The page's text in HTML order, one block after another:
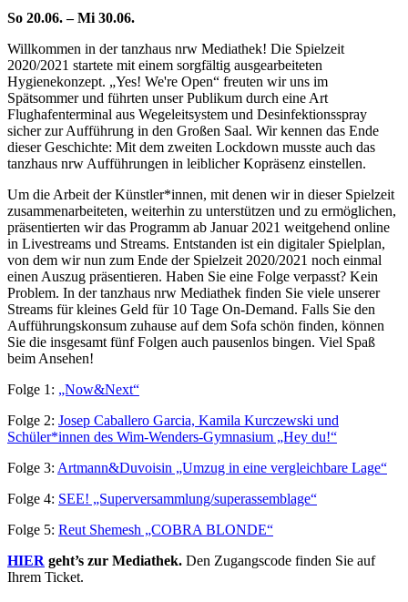
So 20.06. – Mi 30.06.
Willkommen in der tanzhaus nrw Mediathek! Die Spielzeit
2020/2021 startete mit einem sorgfältig ausgearbeiteten
Hygienekonzept. „Yes! We're Open“ freuten wir uns im
Spätsommer und führten unser Publikum durch eine Art
Flughafenterminal aus Wegeleitsystem und Desinfektionsspray
sicher zur Aufführung in den Großen Saal. Wir kennen das Ende
dieser Geschichte: Mit dem zweiten Lockdown musste auch das
tanzhaus nrw Aufführungen in leiblicher Kopräsenz einstellen.
Um die Arbeit der Künstler*innen, mit denen wir in dieser Spielzeit
zusammenarbeiteten, weiterhin zu unterstützen und zu ermöglichen,
präsentierten wir das Programm ab Januar 2021 weitgehend online
in Livestreams und Streams. Entstanden ist ein digitaler Spielplan,
von dem wir nun zum Ende der Spielzeit 2020/2021 noch einmal
einen Auszug präsentieren. Haben Sie eine Folge verpasst? Kein
Problem. In der tanzhaus nrw Mediathek finden Sie viele unserer
Streams für kleines Geld für 10 Tage On-Demand. Falls Sie den
Aufführungskonsum zuhause auf dem Sofa schön finden, können
Sie die insgesamt fünf Folgen auch pausenlos bingen. Viel Spaß
beim Ansehen!
Folge 1: „Now&Next“
Folge 2: Josep Caballero Garcia, Kamila Kurczewski und
Schüler*innen des Wim-Wenders-Gymnasium „Hey du!“
Folge 3: Artmann&Duvoisin „Umzug in eine vergleichbare Lage“
Folge 4: SEE! „Superversammlung/superassemblage“
Folge 5: Reut Shemesh „COBRA BLONDE“
HIER geht’s zur Mediathek. Den Zugangscode finden Sie auf
Ihrem Ticket.